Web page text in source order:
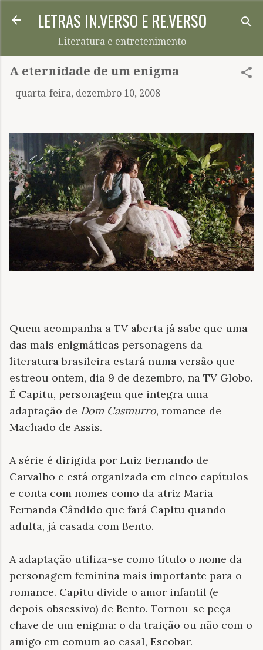
Pular para o conteúdo principal
LETRAS IN.VERSO E RE.VERSO
Literatura e entretenimento
A eternidade de um enigma
- quarta-feira, dezembro 10, 2008
Quem acompanha a TV aberta já sabe que uma
das mais enigmáticas personagens da
literatura brasileira estará numa versão que
estreou ontem, dia 9 de dezembro, na TV Globo.
É Capitu, personagem que integra uma
adaptação de Dom Casmurro, romance de
Machado de Assis.
A série é dirigida por Luiz Fernando de
Carvalho e está organizada em cinco capítulos
e conta com nomes como da atriz Maria
Fernanda Cândido que fará Capitu quando
adulta, já casada com Bento.
A adaptação utiliza-se como título o nome da
personagem feminina mais importante para o
romance. Capitu divide o amor infantil (e
depois obsessivo) de Bento. Tornou-se peça-
chave de um enigma: o da traição ou não com o
amigo em comum ao casal, Escobar.